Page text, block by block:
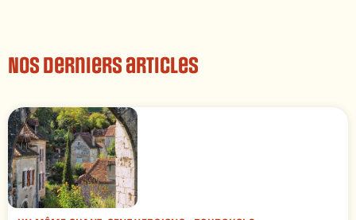
Nos derniers articles